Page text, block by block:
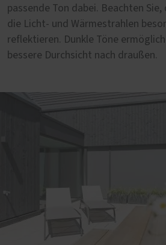
passende Ton dabei. Beachten Sie,
die Licht- und Wärmestrahlen
reflektieren. Dunkle Töne
bessere Durchsicht nach draußen.